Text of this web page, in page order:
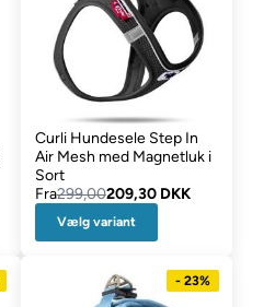
Curli Hundesele Step In
Air Mesh med Magnetluk i
Sort
Fra299,00209,30 DKK
Vælg variant
- 23%